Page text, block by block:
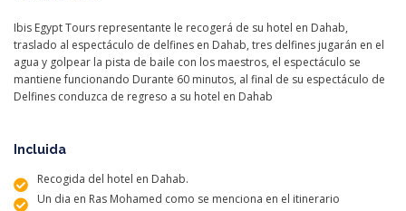
Ibis Egypt Tours representante le recogerá de su hotel en Dahab,
traslado al espectáculo de delfines en Dahab, tres delfines jugarán en el
agua y golpear la pista de baile con los maestros, el espectáculo se
mantiene funcionando Durante 60 minutos, al final de su espectáculo de
Delfines conduzca de regreso a su hotel en Dahab
Incluida
Recogida del hotel en Dahab.
Un dia en Ras Mohamed como se menciona en el itinerario